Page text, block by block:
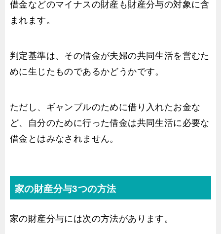
借金などのマイナスの財産も財産分与の対象に含
まれます。
判定基準は、その借金が夫婦の共同生活を営むた
めに生じたものであるかどうかです。
ただし、ギャンブルのために借り入れたお金な
ど、自分のために行った借金は共同生活に必要な
借金とはみなされません。
家の財産分与3つの方法
家の財産分与には次の方法があります。